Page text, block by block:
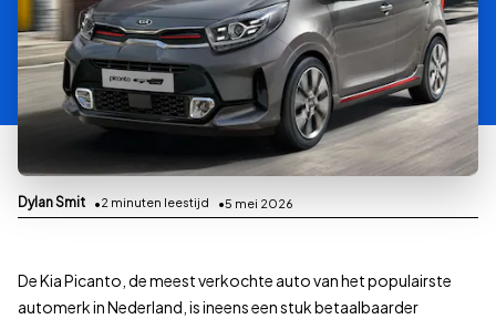
Dylan Smit 2 minuten leestijd 5 mei 2026
De Kia Picanto, de meest verkochte auto van het populairste
automerk in Nederland, is ineens een stuk betaalbaarder